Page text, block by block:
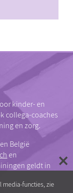
kinder- en
collega-coaches
en zorg.
België
en
geldt in
media-functies, zie